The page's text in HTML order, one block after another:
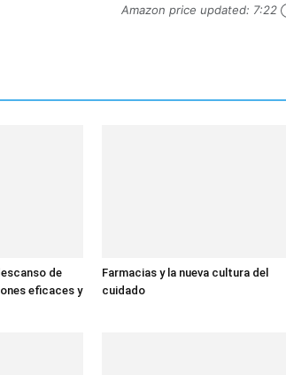
Amazon price updated: 7:22
de
eficaces y
Farmacias y la nueva cultura del
cuidado